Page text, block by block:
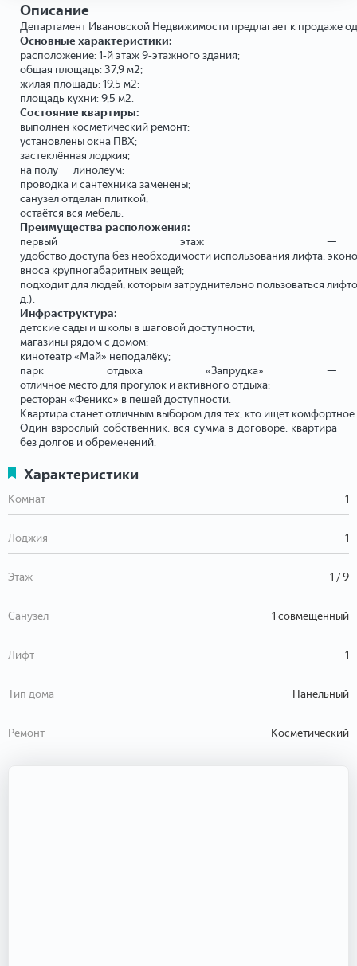
Описание
Департамент Ивановской Недвижимости предлагает к продаже
Основные характеристики:
расположение: 1‑й этаж 9‑этажного здания;
общая площадь: 37,9 м2;
жилая площадь: 19,5 м2;
площадь кухни: 9,5 м2.
Состояние квартиры:
выполнен косметический ремонт;
установлены окна ПВХ;
застеклённая лоджия;
на полу — линолеум;
проводка и сантехника заменены;
санузел отделан плиткой;
остаётся вся мебель.
Преимущества расположения:
первый этаж —
удобство доступа без необходимости использования лифта,
вноса крупногабаритных вещей;
подходит для людей, которым затруднительно пользоваться
д.).
Инфраструктура:
детские сады и школы в шаговой доступности;
магазины рядом с домом;
кинотеатр «Май» неподалёку;
парк отдыха «Запрудка» —
отличное место для прогулок и активного отдыха;
ресторан «Феникс» в пешей доступности.
Квартира станет отличным выбором для тех, кто ищет
Один взрослый собственник, вся сумма в договоре, квартира
без долгов и обременений.
Характеристики
Комнат 1
Лоджия 1
Этаж 1 / 9
Санузел 1 совмещенный
Лифт 1
Тип дома Панельный
Ремонт Косметический